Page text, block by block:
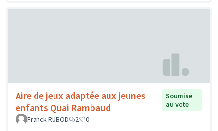
Aire de jeux adaptée aux jeunes
enfants Quai Rambaud
Soumise
au vote
Franck RUBOD
2 0